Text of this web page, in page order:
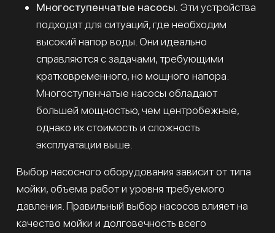
Многоступенчатые насосы. Эти устройства
подходят для ситуаций, где необходим
высокий напор воды. Они идеально
справляются с задачами, требующими
кратковременного, но мощного напора.
Многоступенчатые насосы обладают
большей мощностью, чем центробежные,
однако их стоимость и сложность
эксплуатации выше.
Выбор насосного оборудования зависит от типа
мойки, объема работ и уровня требуемого
давления. Правильный выбор насосов влияет на
качество мойки и долговечность всего